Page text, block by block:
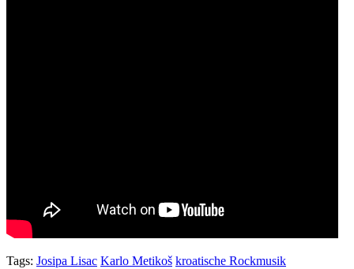
Tags: Josipa Lisac Karlo Metikoš kroatische Rockmusik